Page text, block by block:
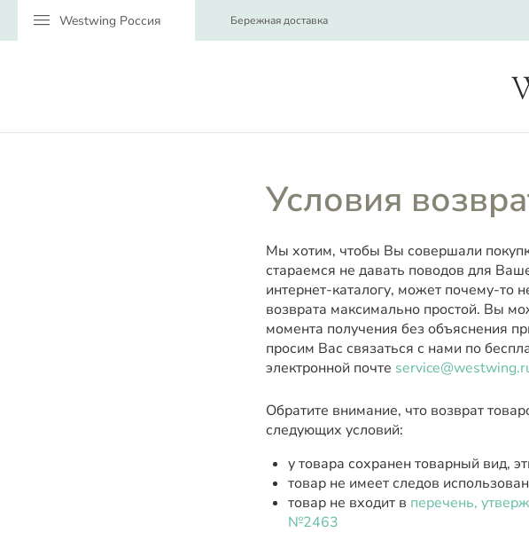
menu Бережная доставка
Условия
Мы хотим, чтобы Вы совершали
стараемся не давать поводов для
интернет-каталогу, может почему-то
возврата максимально простой. Вы
момента получения без объяснения
просим Вас связаться с нами по
электронной почте
Обратите внимание, что возврат
следующих условий:
у товара сохранен товарный вид,
товар не имеет следов
товар не входит в перечень,
№2463